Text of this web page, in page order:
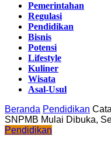
Pemerintahan
Regulasi
Pendidikan
Bisnis
Potensi
Lifestyle
Kuliner
Wisata
Asal-Usul
Beranda Pendidikan
SNPMB Mulai Dibuka,
Pendidikan